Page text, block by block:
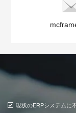
現状のERPシステムに